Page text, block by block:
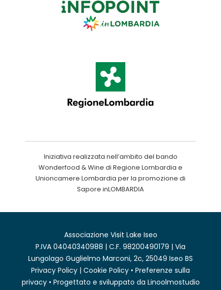
Iniziativa realizzata nell’ambito del bando
Wonderfood & Wine di Regione Lombardia e
Unioncamere Lombardia per la promozione di
Sapore inLOMBARDIA
Associazione Visit Lake Iseo
P.IVA 04040340988 | C.F. 98200490179 | Via
Lungolago Guglielmo Marconi, 2c, 25049 Iseo BS
Privacy Policy | Cookie Policy • Preferenze sulla
privacy• Progettato e sviluppato da Linoolmostudio